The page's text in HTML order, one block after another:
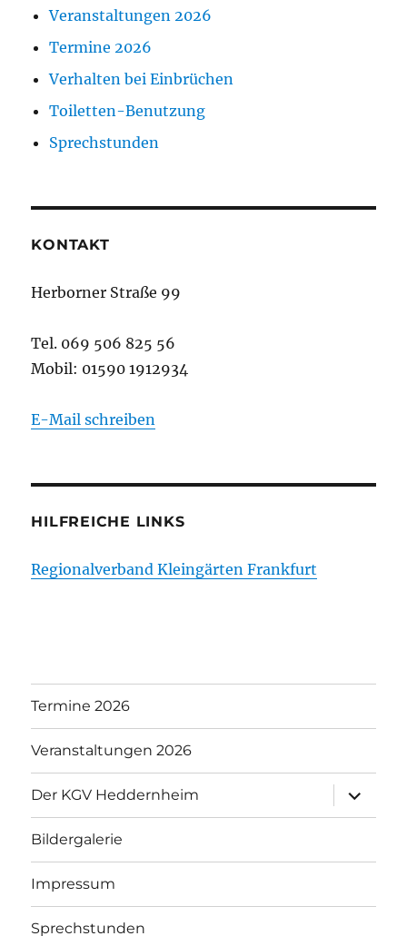
Veranstaltungen 2026
Termine 2026
Verhalten bei Einbrüchen
Toiletten-Benutzung
Sprechstunden
KONTAKT
Herborner Straße 99
Tel. 069 506 825 56
Mobil: 01590 1912934
E-Mail schreiben
HILFREICHE LINKS
Regionalverband Kleingärten Frankfurt
Termine 2026
Veranstaltungen 2026
Der KGV Heddernheim
anzeigen
Bildergalerie
Impressum
Sprechstunden